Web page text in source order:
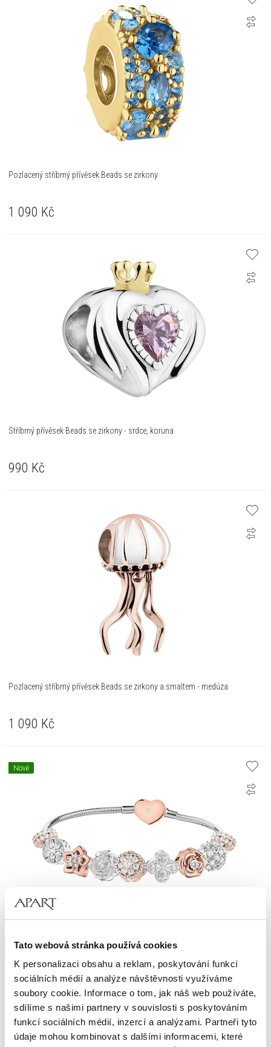
Tato webová stránka používá cookies
K personalizaci obsahu a reklam, poskytování funkcí
sociálních médií a analýze návštěvnosti využíváme
soubory cookie. Informace o tom, jak náš web používáte,
sdílíme s našimi partnery v souvislosti s poskytováním
funkcí sociálních médií, inzercí a analýzami. Partneři tyto
údaje mohou kombinovat s dalšími informacemi, které
Pozlacený stříbrný přívěsek Beads se zirkony
1 090 Kč
Stříbrný přívěsek Beads se zirkony - srdce, koruna
990 Kč
Pozlacený stříbrný přívěsek Beads se zirkony a smaltem - medúza
1 090 Kč
Nové
Náramek Beads sada - srdce, květy, hvězda
11 390 Kč